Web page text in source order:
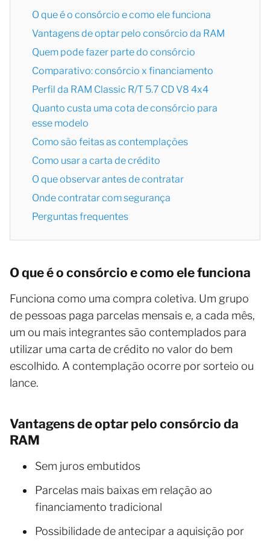
O que é o consórcio e como ele funciona
Vantagens de optar pelo consórcio da RAM
Quem pode fazer parte do consórcio
Comparativo: consórcio x financiamento
Perfil da RAM Classic R/T 5.7 CD V8 4x4
Quanto custa uma cota de consórcio para
esse modelo
Como são feitas as contemplações
Como usar a carta de crédito
O que observar antes de contratar
Onde contratar com segurança
Perguntas frequentes
O que é o consórcio e como ele funciona
Funciona como uma compra coletiva. Um grupo
de pessoas paga parcelas mensais e, a cada mês,
um ou mais integrantes são contemplados para
utilizar uma carta de crédito no valor do bem
escolhido. A contemplação ocorre por sorteio ou
lance.
Vantagens de optar pelo consórcio da
RAM
Sem juros embutidos
Parcelas mais baixas em relação ao
financiamento tradicional
Possibilidade de antecipar a aquisição por